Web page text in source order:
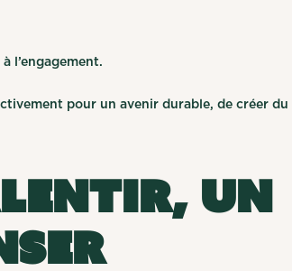
l’engagement.
pour un avenir durable, de créer du
un